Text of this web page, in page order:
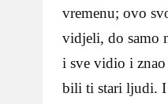
vremenu; ovo
vidjeli, do samo
i sve vidio i
bili ti stari ljudi. I